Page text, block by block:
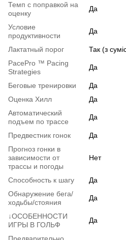
Темп с поправкой на
оценку
Да
Условие
продуктивности
Да
Лактатный порог
Так (з
PacePro ™ Pacing
Strategies
Да
Беговые тренировки
Да
Оценка Хилл
Да
Автоматический
подъем по трассе
Да
Предвестник гонок
Да
Прогноз гонки в
зависимости от
трассы и погоды
Нет
Способность к шагу
Да
Обнаружение бега/
ходьбы/стояния
Да
↓ОСОБЕННОСТИ
ИГРЫ В ГОЛЬФ
Да